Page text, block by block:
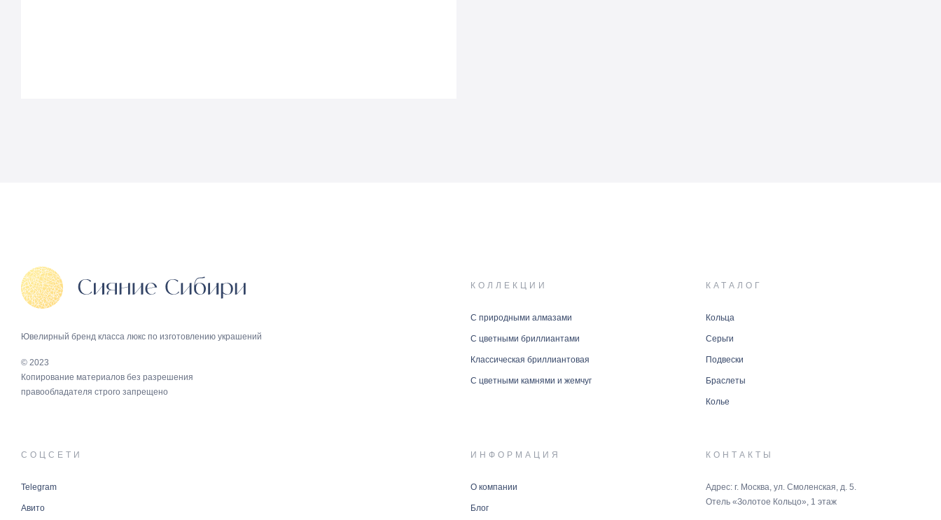
Ювелирный бренд класса люкс по изготовлению украшений
© 2023
Копирование материалов без разрешения
правообладателя строго запрещено
КОЛЛЕКЦИИ
С природными алмазами
С цветными бриллиантами
Классическая бриллиантовая
С цветными камнями и жемчуг
КАТАЛОГ
Кольца
Серьги
Подвески
Браслеты
Колье
ИНФОРМАЦИЯ
О компании
Блог
КОНТАКТЫ
Адрес: г. Москва, ул. Смоленская, д. 5.
Отель «Золотое Кольцо», 1 этаж
Telegram
Авито
СОЦСЕТИ